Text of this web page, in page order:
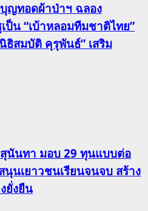
ญทอดผ้าป่าฯ ฉลอง
น “เบ้าหลอมทีมชาติไทย”
สมบัติ คุรุพันธ์” เสริม
นันทา มอบ 29 ทุนแบบต่อ
นเยาวชนเรียนจนจบ สร้าง
ยั่งยืน